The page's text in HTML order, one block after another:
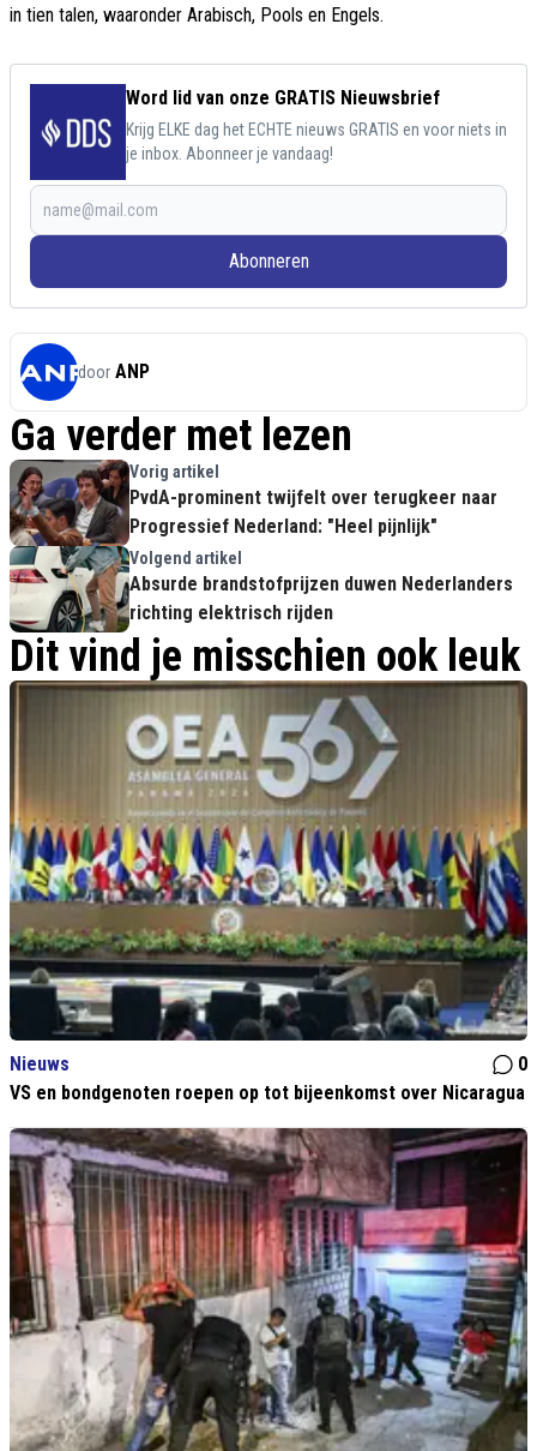
in tien talen, waaronder Arabisch, Pools en Engels.
Word lid van onze GRATIS Nieuwsbrief
Krijg ELKE dag het ECHTE nieuws GRATIS en voor niets in
je inbox. Abonneer je vandaag!
Abonneren
door ANP
Ga verder met lezen
Vorig artikel
PvdA-prominent twijfelt over terugkeer naar
Progressief Nederland: "Heel pijnlijk"
Volgend artikel
Absurde brandstofprijzen duwen Nederlanders
richting elektrisch rijden
Dit vind je misschien ook leuk
Nieuws
0
VS en bondgenoten roepen op tot bijeenkomst over Nicaragua